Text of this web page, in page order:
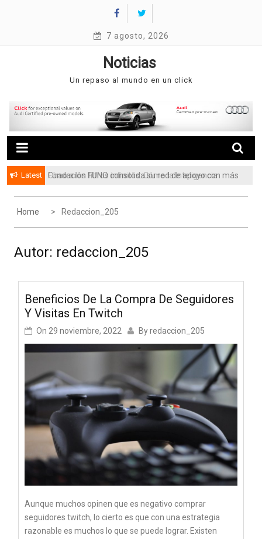
7 agosto, 2026
Noticias
Un repaso al mundo en un click
Latest
Fundación FUNO consolida su red de apoyo con más
Home Redaccion_205
Autor: redaccion_205
Beneficios De La Compra De Seguidores
Y Visitas En Twitch
On 29 noviembre, 2022 Byredaccion_205
Aunque muchos opinen que es negativo comprar
seguidores twitch, lo cierto es que con una estrategia
razonable es muchos lo que se puede lograr. Existen